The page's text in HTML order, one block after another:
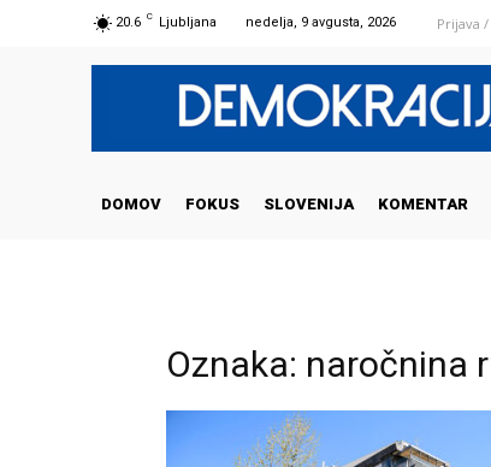
20.6 C Ljubljana nedelja, 9 avgusta, 2026 Prijava
DOMOV FOKUS SLOVENIJA KOMENTAR
Oznaka: naročnina